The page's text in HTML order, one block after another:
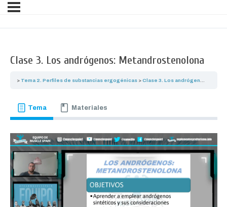
Clase 3. Los andrógenos: Metandrostenolona
Tema 2. Perfiles de substancias ergogénicas Clase 3. Los andrógenos: Metandrostenolona
Tema Materiales